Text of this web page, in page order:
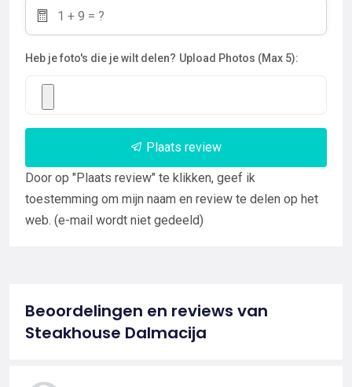
Heb je foto's die je wilt delen? Upload Photos (Max 5):
Plaats review
Door op "Plaats review" te klikken, geef ik
toestemming om mijn naam en review te delen op het
web. (e-mail wordt niet gedeeld)
Beoordelingen en reviews van
Steakhouse Dalmacija